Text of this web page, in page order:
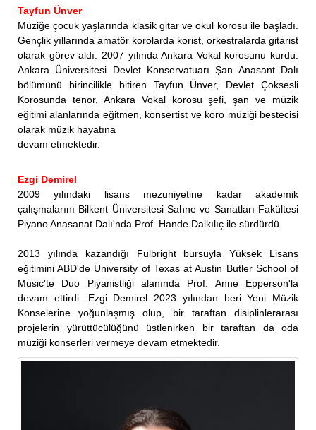
Tayfun Ünver
Müziğe çocuk yaşlarında klasik gitar ve okul korosu ile başladı.
Gençlik yıllarında amatör korolarda korist, orkestralarda gitarist
olarak görev aldı. 2007 yılında Ankara Vokal korosunu kurdu.
Ankara Üniversitesi Devlet Konservatuarı Şan Anasant Dalı
bölümünü birincilikle bitiren Tayfun Ünver, Devlet Çoksesli
Korosunda tenor, Ankara Vokal korosu şefi, şan ve müzik
eğitimi alanlarında eğitmen, konsertist ve koro müziği bestecisi
olarak müzik hayatına
devam etmektedir.
Ezgi Demirel
2009 yılındaki lisans mezuniyetine kadar akademik
çalışmalarını Bilkent Üniversitesi Sahne ve Sanatları Fakültesi
Piyano Anasanat Dalı'nda Prof. Hande Dalkılıç ile sürdürdü.
2013 yılında kazandığı Fulbright bursuyla Yüksek Lisans
eğitimini ABD'de University of Texas at Austin Butler School of
Music'te Duo Piyanistliği alanında Prof. Anne Epperson'la
devam ettirdi. Ezgi Demirel 2023 yılından beri Yeni Müzik
Konselerine yoğunlaşmış olup, bir taraftan disiplinlerarası
projelerin yürüttücülüğünü üstlenirken bir taraftan da oda
müziği konserleri vermeye devam etmektedir.